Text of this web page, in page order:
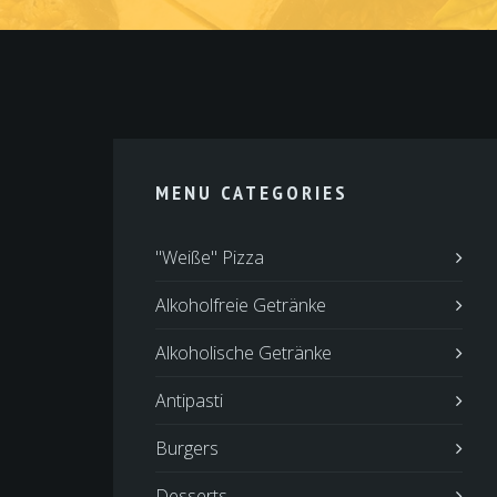
MENU CATEGORIES
"Weiße" Pizza
Alkoholfreie Getränke
Alkoholische Getränke
Antipasti
Burgers